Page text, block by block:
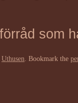
som
Uthusen . Bookmark the